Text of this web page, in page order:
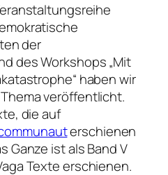
der
des Workshops „Mit
haben wir
veröffentlicht.
die auf
erschienen
Ganze ist als Band V
Texte erschienen.